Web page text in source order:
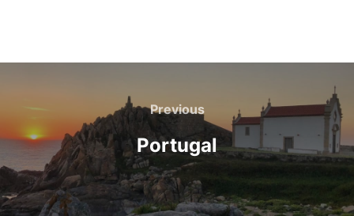
de
l’article
Previous
Previous
Portugal